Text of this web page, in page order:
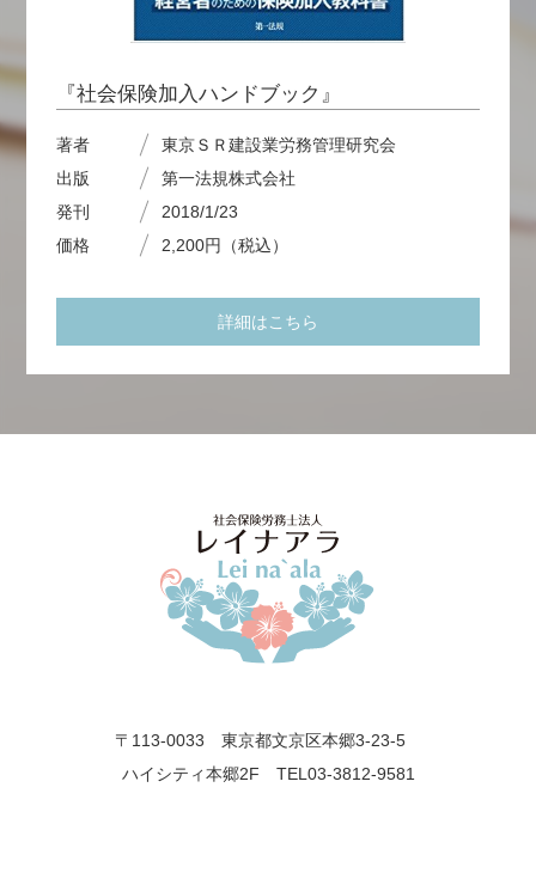
『社会保険加入ハンドブック』
著者
東京ＳＲ建設業労務管理研究会
出版
第一法規株式会社
発刊
2018/1/23
価格
2,200円（税込）
詳細はこちら
〒113-0033 東京都文京区本郷3-23-5
ハイシティ本郷2F TEL03-3812-9581